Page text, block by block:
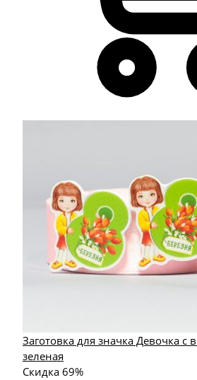
Заготовка для значка Девочка с
зеленая
Скидка 69%